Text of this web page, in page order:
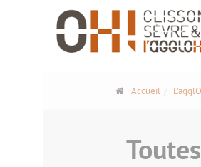
Accueil
Panneau de gestion des cookies